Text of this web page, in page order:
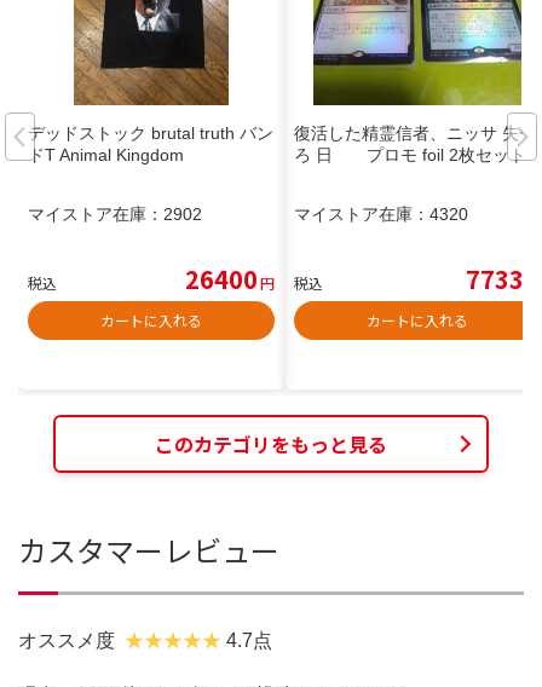
デッドストック brutal truth バン
ドT Animal Kingdom
マイストア在庫： 2902
税込 26400円
カートに入れる
復活した精霊信者、ニッサ 失せ
ろ 日 プロモ foil 2枚セット
マイストア在庫： 4320
税込 7733
カートに入れる
このカテゴリをもっと見る
カスタマーレビュー
オススメ度 4.7点